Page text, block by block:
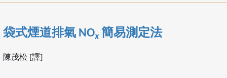
袋式煙道排氣 NOx簡易測定法
陳茂松 [譯]